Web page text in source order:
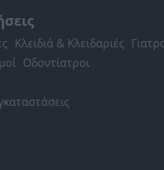
Κλειδιά & Κλειδαριές
Οδοντίατροι